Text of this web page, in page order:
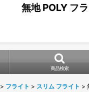
無地 POLY フ
商品検索
> フライト > スリム フライト >